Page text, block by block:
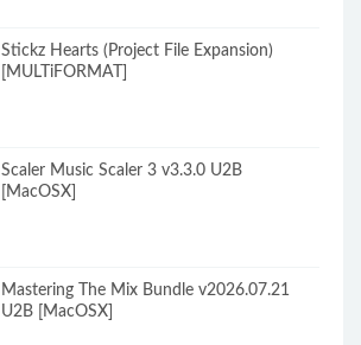
Stickz Hearts (Project File Expansion)
[MULTiFORMAT]
Scaler Music Scaler 3 v3.3.0 U2B
[MacOSX]
Mastering The Mix Bundle v2026.07.21
U2B [MacOSX]